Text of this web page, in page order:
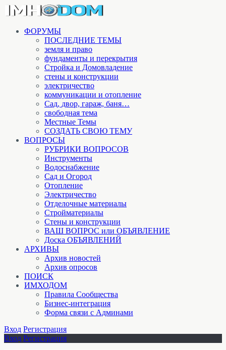
ФОРУМЫ
ПОСЛЕДНИЕ ТЕМЫ
земля и право
фундаменты и перекрытия
Стройка и Домовладение
стены и конструкции
электричество
коммуникации и отопление
Cад, двор, гараж, баня…
свободная тема
Местные Темы
СОЗДАТЬ СВОЮ ТЕМУ
ВОПРОСЫ
РУБРИКИ ВОПРОСОВ
Инструменты
Водоснабжение
Сад и Огород
Отопление
Электричество
Отделочные материалы
Стройматериалы
Стены и конструкции
ВАШ ВОПРОС или ОБЪЯВЛЕНИЕ
Доска ОБЪЯВЛЕНИЙ
АРХИВЫ
Архив новостей
Архив опросов
ПОИСК
ИМХОДОМ
Правила Сообщества
Бизнес-интеграция
Форма связи с Админами
Вход Регистрация
Вход Регистрация